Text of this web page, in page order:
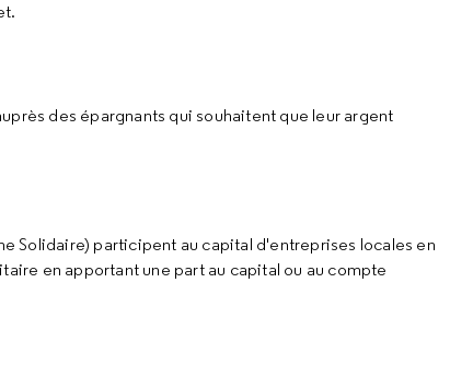
des épargnants qui souhaitent que leur argent
Solidaire) participent au capital d'entreprises locales en
en apportant une part au capital ou au compte